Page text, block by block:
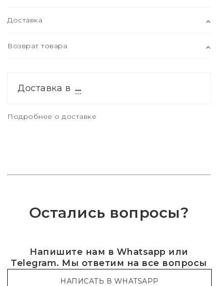
Доставка
Возврат товара
Доставка в …
Подробнее о доставке
Остались вопросы?
Напишите нам в Whatsapp или
Telegram. Мы ответим на все вопросы
НАПИСАТЬ В WHATSAPP